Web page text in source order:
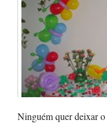
Ninguém quer deixar